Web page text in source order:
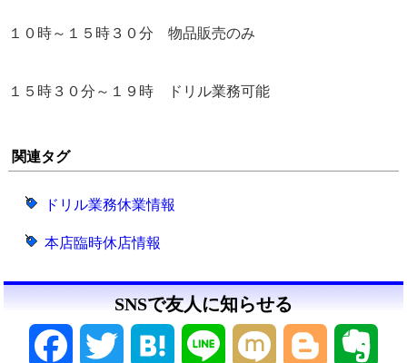
１０時～１５時３０分 物品販売のみ
１５時３０分～１９時 ドリル業務可能
関連タグ
ドリル業務休業情報
本店臨時休店情報
SNSで友人に知らせる
Facebook Twitter Hatena Line Mixi Blogger